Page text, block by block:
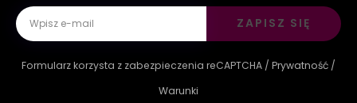
ZAPISZ SIĘ
Formularz korzysta z zabezpieczenia reCAPTCHA / Prywatność /
Warunki